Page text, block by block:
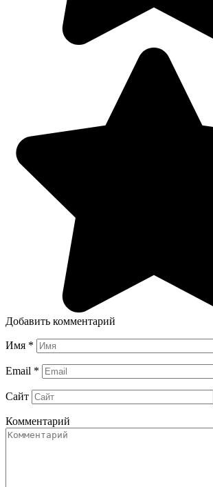
Добавить комментарий
Имя *
Email *
Сайт
Комментарий